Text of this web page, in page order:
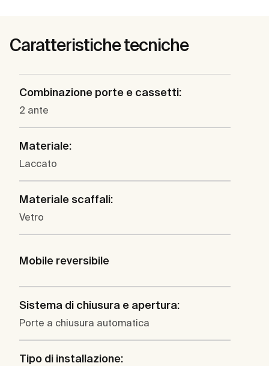
Caratteristiche tecniche
Combinazione porte e cassetti:
2 ante
Materiale:
Laccato
Materiale scaffali:
Vetro
Mobile reversibile
Sistema di chiusura e apertura:
Porte a chiusura automatica
Tipo di installazione: